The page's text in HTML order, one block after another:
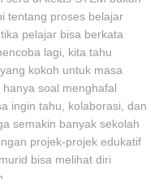
tentang proses belajar
pelajar bisa berkata
lagi, kita tahu
kokoh untuk masa
soal menghafal
ingin tahu, kolaborasi, dan
semakin banyak sekolah
projek-projek edukatif
bisa melihat diri